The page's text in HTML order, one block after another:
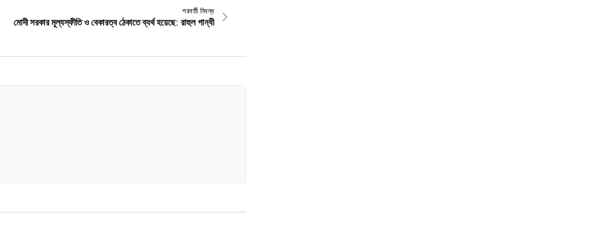
পরবর্তী নিবন্ধ
মোদী সরকার মূল্যস্ফীতি ও বেকারত্ব ঠেকাতে ব্যর্থ হয়েছে: রাহুল গান্ধী